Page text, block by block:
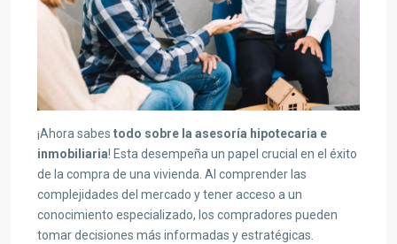
¡Ahora sabes todo sobre la asesoría hipotecaria e
inmobiliaria! Esta desempeña un papel crucial en el éxito
de la compra de una vivienda. Al comprender las
complejidades del mercado y tener acceso a un
conocimiento especializado, los compradores pueden
tomar decisiones más informadas y estratégicas.